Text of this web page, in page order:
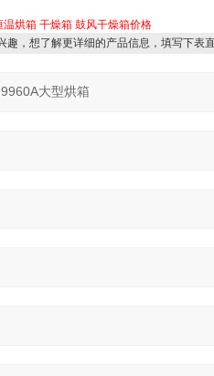
温烘箱 干燥箱 鼓风干燥箱价格
趣，想了解更详细的产品信息，填写下表